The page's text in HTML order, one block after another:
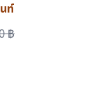
ท์
฿